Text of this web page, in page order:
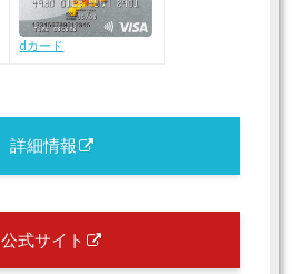
dカード
詳細情報
公式サイト